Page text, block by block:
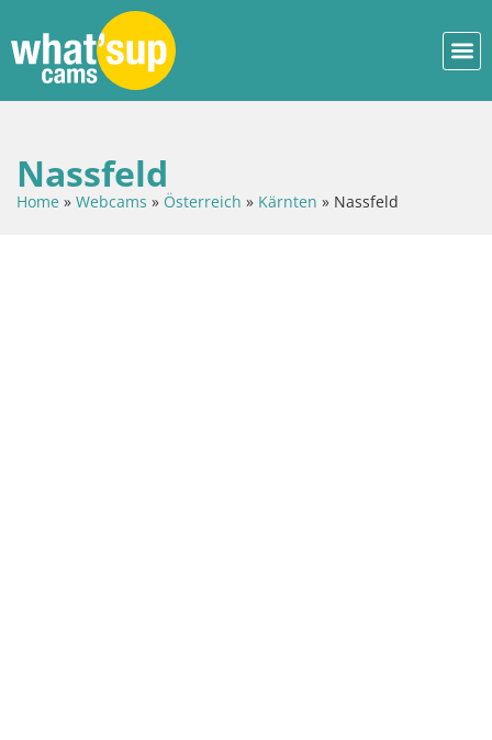
Nassfeld
Home » Webcams » Österreich » Kärnten » Nassfeld